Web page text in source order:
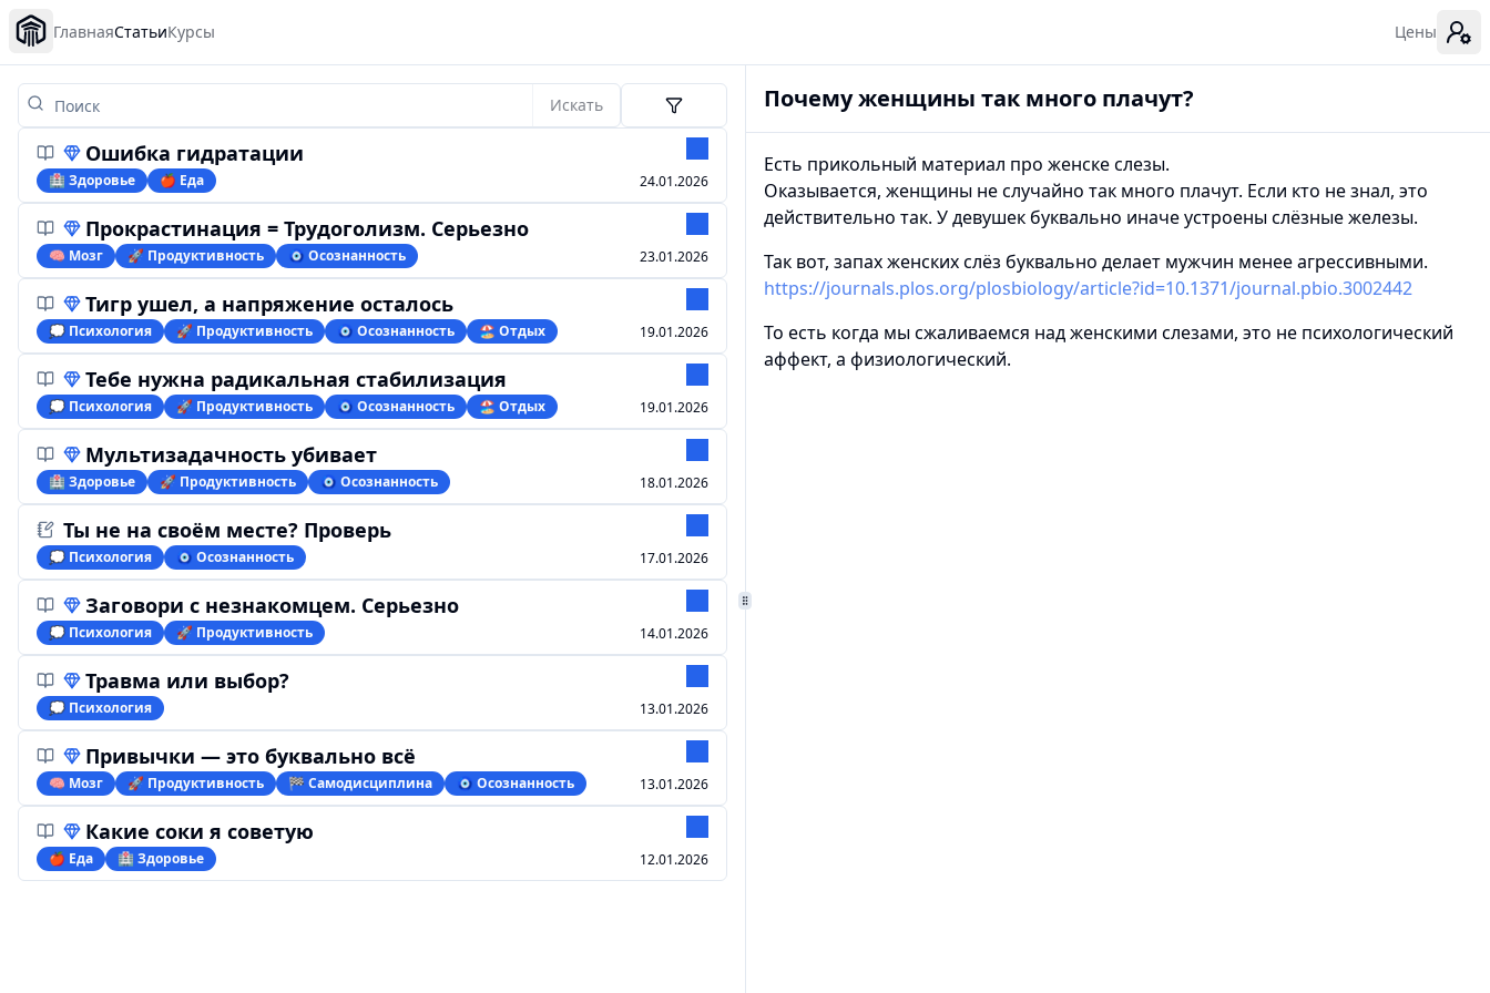
ГлавнаяСтатьиКурсы Цены
Почему женщины так много плачут?
Есть прикольный материал про женске слезы.
Оказывается, женщины не случайно так много плачут. Если кто не знал, это
действительно так. У девушек буквально иначе устроены слёзные железы.
Так вот, запах женских слёз буквально делает мужчин менее агрессивными.
https://journals.plos.org/plosbiology/article?id=10.1371/journal.pbio.3002442
То есть когда мы сжаливаемся над женскими слезами, это не психологический
аффект, а физиологический.
Искать
Ошибка гидратации
🏥 Здоровье 🍎 Еда 24.01.2026
Прокрастинация = Трудоголизм. Серьезно
🧠 Мозг 🚀 Продуктивность 🧿 Осознанность 23.01.2026
Тигр ушел, а напряжение осталось
💭 Психология 🚀 Продуктивность 🧿 Осознанность 🏖️ Отдых 19.01.2026
Тебе нужна радикальная стабилизация
💭 Психология 🚀 Продуктивность 🧿 Осознанность 🏖️ Отдых 19.01.2026
Мультизадачность убивает
🏥 Здоровье 🚀 Продуктивность 🧿 Осознанность 18.01.2026
Ты не на своём месте? Проверь
💭 Психология 🧿 Осознанность 17.01.2026
Заговори с незнакомцем. Серьезно
💭 Психология 🚀 Продуктивность 14.01.2026
Травма или выбор?
💭 Психология 13.01.2026
Привычки — это буквально всё
🧠 Мозг 🚀 Продуктивность 🏁 Самодисциплина 🧿 Осознанность 13.01.2026
Какие соки я советую
🍎 Еда 🏥 Здоровье 12.01.2026